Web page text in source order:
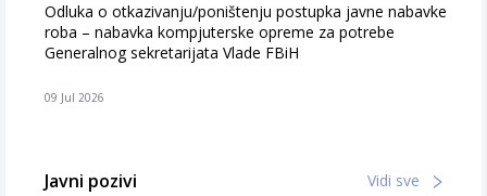
Odluka o otkazivanju/poništenju postupka javne nabavke
roba – nabavka kompjuterske opreme za potrebe
Generalnog sekretarijata Vlade FBiH
09 Jul 2026
Javni pozivi Vidi sve